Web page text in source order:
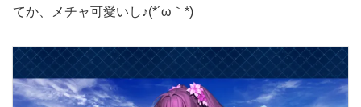
てか、メチャ可愛いし♪(*´ω｀*)